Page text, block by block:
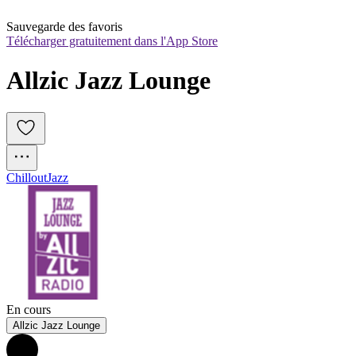
Sauvegarde des favoris
Télécharger gratuitement dans l'App Store
Allzic Jazz Lounge
ChilloutJazz
En cours
Allzic Jazz Lounge